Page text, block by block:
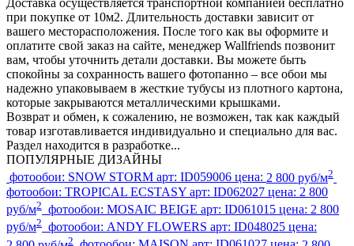
Доставка осуществляется транспортной компанией бесплатно
при покупке от 10м2. Длительность доставки зависит от
вашего месторасположения. После того как вы оформите и
оплатите свой заказ на сайте, менеджер Wallfriends позвонит
вам, чтобы уточнить детали доставки. Вы можете быть
спокойны за сохранность вашего фотопанно – все обои мы
надежно упаковываем в жесткие тубусы из плотного картона,
которые закрываются металлическими крышками.
Возврат и обмен, к сожалению, не возможен, так как каждый
товар изготавливается индивидуально и специально для вас.
Раздел находится в разработке...
ПОПУЛЯРНЫЕ ДИЗАЙНЫ
фотообои: SNOW STORM арт: ID059006 цена: 2 800 руб/м2
фотообои: TROPICAL ECSTASY арт: ID062027 цена: 2 800
руб/м2 фотообои: MOSAIC BEIGE арт: ID061015 цена: 2 800
руб/м2 фотообои: ANDY FLOWERS арт: ID048025 цена:
2